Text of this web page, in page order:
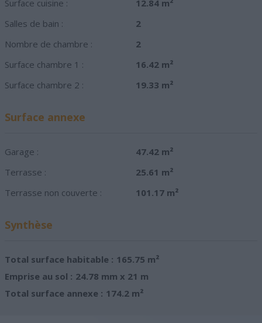
Surface cuisine :
12.84 m²
Salles de bain :
2
Nombre de chambre :
2
Surface chambre 1 :
16.42 m²
Surface chambre 2 :
19.33 m²
Surface annexe
Garage :
47.42 m²
Terrasse :
25.61 m²
Terrasse non couverte :
101.17 m²
Synthèse
Total surface habitable : 165.75 m²
Emprise au sol : 24.78 mm x 21 m
Total surface annexe : 174.2 m²